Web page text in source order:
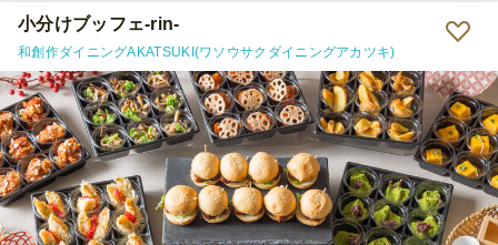
小分けブッフェ-rin-
和創作ダイニングAKATSUKI(ワソウサクダイニングアカツキ)